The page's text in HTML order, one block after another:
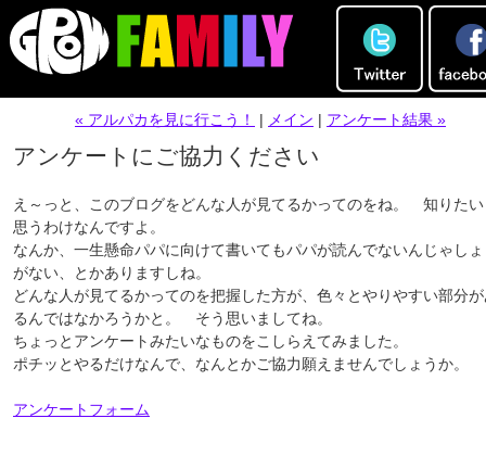
« アルパカを見に行こう！ | メイン | アンケート結果 »
アンケートにご協力ください
え～っと、このブログをどんな人が見てるかってのをね。 知りた
思うわけなんですよ。
なんか、一生懸命パパに向けて書いてもパパが読んでないんじゃし
がない、とかありますしね。
どんな人が見てるかってのを把握した方が、色々とやりやすい部分
るんではなかろうかと。 そう思いましてね。
ちょっとアンケートみたいなものをこしらえてみました。
ポチッとやるだけなんで、なんとかご協力願えませんでしょうか。
アンケートフォーム